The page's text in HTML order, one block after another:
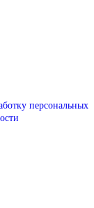
персональных